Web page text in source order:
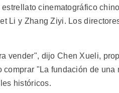
cinematográfico
Li y Zhang Ziyi. Los
vender", dijo Chen Xueli,
comprar "La fundación de
históricos.